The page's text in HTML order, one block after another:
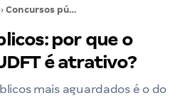
Concursos públicos: por que o concurso do TJDFT é atrativo?
por que o
é atrativo?
mais aguardados é o do